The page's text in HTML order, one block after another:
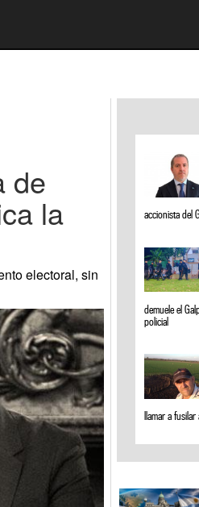
de
la
electoral, sin
accionista del
demuele el
policial
llamar a fusilar